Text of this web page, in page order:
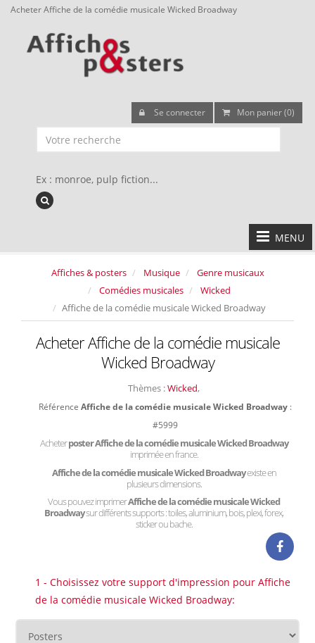
Acheter Affiche de la comédie musicale Wicked Broadway
Se connecter Mon panier (0)
Ex : monroe, pulp fiction...
MENU
Affiches & posters Musique
Genre musicaux
Comédies musicales
Wicked
Affiche de la comédie musicale Wicked Broadway
Acheter Affiche de la comédie musicale
Wicked Broadway
Thèmes :Wicked,
Référence Affiche de la comédie musicale Wicked Broadway :
#5999
Acheterposter Affiche de la comédie musicale Wicked Broadway
imprimée en france.
Affiche de la comédie musicale Wicked Broadwayexiste en
plusieurs dimensions.
Vous pouvez imprimerAffiche de la comédie musicale Wicked
Broadwaysur différents supports : toiles, aluminium, bois, plexi, forex,
sticker ou bache.
1 - Choisissez votre support d'impression pour Affiche
de la comédie musicale Wicked Broadway: